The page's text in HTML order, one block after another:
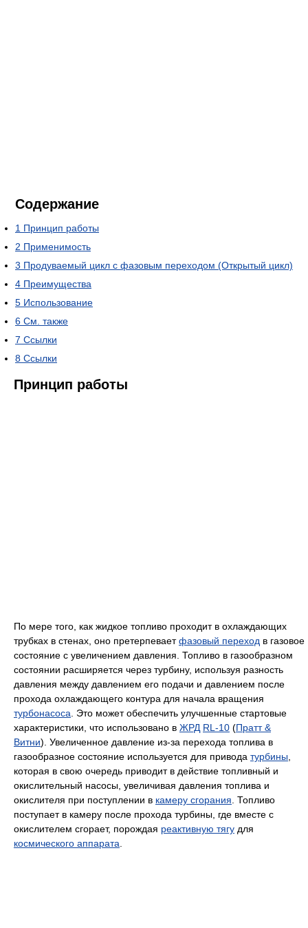
Содержание
1 Принцип работы
2 Применимость
3 Продуваемый цикл с фазовым переходом (Открытый цикл)
4 Преимущества
5 Использование
6 См. также
7 Ссылки
8 Ссылки
Принцип работы
По мере того, как жидкое топливо проходит в охлаждающих
трубках в стенах, оно претерпеваетфазовый переход в газовое
состояние с увеличением давления. Топливо в газообразном
состоянии расширяется через турбину, используя разность
давления между давлением его подачи и давлением после
прохода охлаждающего контура для начала вращения
турбонасоса. Это может обеспечить улучшенные стартовые
характеристики, что использовано в ЖРД RL-10 (Пратт &
Витни). Увеличенное давление из-за перехода топлива в
газообразное состояние используется для привода турбины,
которая в свою очередь приводит в действие топливный и
окислительный насосы, увеличивая давления топлива и
окислителя при поступлении в камеру сгорания. Топливо
поступает в камеру после прохода турбины, где вместе с
окислителем сгорает, порождая реактивную тягу для
космического аппарата.